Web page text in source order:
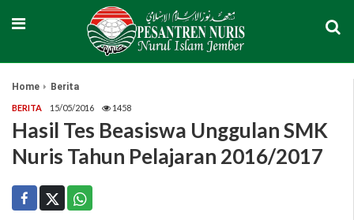
Home Berita
BERITA 15/05/2016 1458
Hasil Tes Beasiswa Unggulan SMK
Nuris Tahun Pelajaran 2016/2017